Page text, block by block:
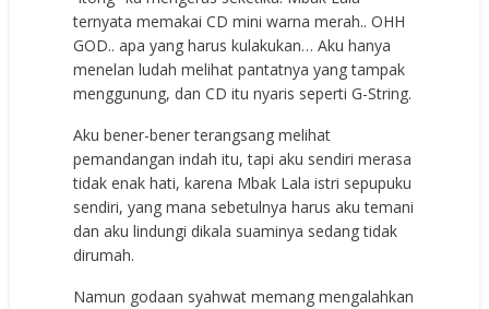
ternyata memakai CD mini warna merah.. OHH
GOD.. apa yang harus kulakukan… Aku hanya
menelan ludah melihat pantatnya yang tampak
menggunung, dan CD itu nyaris seperti G-String.
Aku bener-bener terangsang melihat
pemandangan indah itu, tapi aku sendiri merasa
tidak enak hati, karena Mbak Lala istri sepupuku
sendiri, yang mana sebetulnya harus aku temani
dan aku lindungi dikala suaminya sedang tidak
dirumah.
Namun godaan syahwat memang mengalahkan